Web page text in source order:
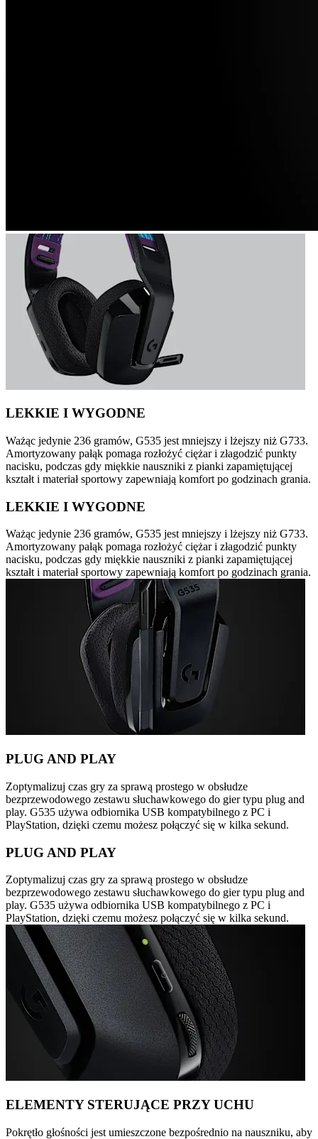
LEKKIE I WYGODNE
Ważąc jedynie 236 gramów, G535 jest mniejszy i lżejszy niż G733.
Amortyzowany pałąk pomaga rozłożyć ciężar i złagodzić punkty
nacisku, podczas gdy miękkie nauszniki z pianki zapamiętującej
kształt i materiał sportowy zapewniają komfort po godzinach grania.
LEKKIE I WYGODNE
Ważąc jedynie 236 gramów, G535 jest mniejszy i lżejszy niż G733.
Amortyzowany pałąk pomaga rozłożyć ciężar i złagodzić punkty
nacisku, podczas gdy miękkie nauszniki z pianki zapamiętującej
kształt i materiał sportowy zapewniają komfort po godzinach grania.
PLUG AND PLAY
Zoptymalizuj czas gry za sprawą prostego w obsłudze
bezprzewodowego zestawu słuchawkowego do gier typu plug and
play. G535 używa odbiornika USB kompatybilnego z PC i
PlayStation, dzięki czemu możesz połączyć się w kilka sekund.
PLUG AND PLAY
Zoptymalizuj czas gry za sprawą prostego w obsłudze
bezprzewodowego zestawu słuchawkowego do gier typu plug and
play. G535 używa odbiornika USB kompatybilnego z PC i
PlayStation, dzięki czemu możesz połączyć się w kilka sekund.
ELEMENTY STERUJĄCE PRZY UCHU
Pokrętło głośności jest umieszczone bezpośrednio na nauszniku, aby